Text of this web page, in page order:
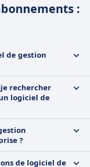
:
de gestion
rechercher
logiciel de
?
de logiciel de